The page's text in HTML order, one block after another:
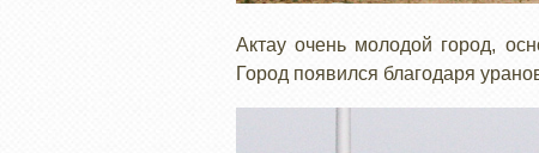
Актау очень молодой город,
Город появился благодаря